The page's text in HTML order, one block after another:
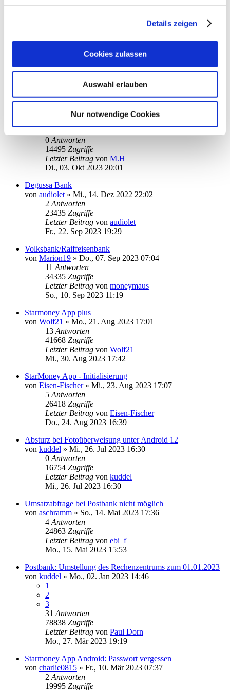
Details zeigen
Cookies zulassen
Auswahl erlauben
Nur notwendige Cookies
vonHarriy»So., 19. Nov 2023 21:51
Mo., 20. Nov 2023 09:32
Commerzbank Synchronisation
vonDuesentrieb83er»Mi., 04. Okt 2023 16:15
Zugriffe
Letzter Beitragvonebi_f
Di., 14. Nov 2023 09:58
Gesichtserkennung beim Galaxy Tab A8
0 Antworten
14495 Zugriffe
Letzter Beitrag von M.H
Di., 03. Okt 2023 20:01
Degussa Bank
von audiolet » Mi., 14. Dez 2022 22:02
2 Antworten
23435 Zugriffe
Letzter Beitrag von audiolet
Fr., 22. Sep 2023 19:29
Volksbank/Raiffeisenbank
von Marion19 » Do., 07. Sep 2023 07:04
11 Antworten
34335 Zugriffe
Letzter Beitrag von moneymaus
So., 10. Sep 2023 11:19
Starmoney App plus
von Wolf21 » Mo., 21. Aug 2023 17:01
13 Antworten
41668 Zugriffe
Letzter Beitrag von Wolf21
Mi., 30. Aug 2023 17:42
StarMoney App - Initialisierung
von Eisen-Fischer» Mi., 23. Aug 2023 17:07
5 Antworten
26418 Zugriffe
Letzter Beitrag von Eisen-Fischer
Do., 24. Aug 2023 16:39
Absturz bei Fotoüberweisung unter Android 12
von kuddel » Mi., 26. Jul 2023 16:30
0 Antworten
16754 Zugriffe
Letzter Beitrag von kuddel
Mi., 26. Jul 2023 16:30
Umsatzabfrage bei Postbank nicht möglich
von aschramm » So., 14. Mai 2023 17:36
4 Antworten
24863 Zugriffe
Letzter Beitrag von ebi_f
Mo., 15. Mai 2023 15:53
Postbank: Umstellung des Rechenzentrums zum 01.01.2023
von kuddel » Mo., 02. Jan 2023 14:46
1
2
3
31 Antworten
78838 Zugriffe
Letzter Beitrag von Paul Dorn
Mo., 27. Mär 2023 19:19
Starmoney App Android: Passwort vergessen
von charlie0815 » Fr., 10. Mär 2023 07:37
2 Antworten
19995 Zugriffe